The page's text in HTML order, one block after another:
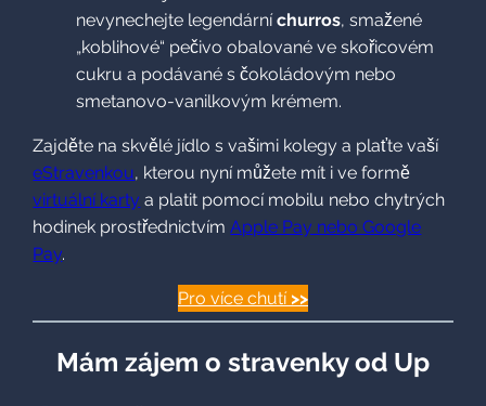
podávané s čokoládovým nebo smetanovo-
vanilkovým krémem.
eStravenkou , kterou nyní můžete mít i ve forměvirtuální
kartya platit pomocí mobilu nebo chytrých hodinek
prostřednictvím
Apple Pay nebo Google Pay .
Pro více chutí>>
Mám zájem o stravenky
od Up